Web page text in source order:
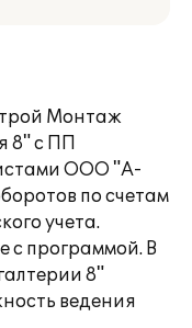
Монтаж
8" с ПП
ООО "А-
по счетам
учета.
с программой. В
8"
ведения